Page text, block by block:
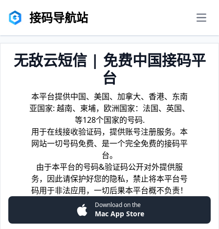
接码导航站
无敌云短信 | 免费中国接码平
台
本平台提供中国、美国、加拿大、香港、东南
亚国家: 越南、柬埔，欧洲国家：法国、英国、
等128个国家的号码.
用于在线接收验证码，提供账号注册服务。本
网站一切号码免费、是一个完全免费的接码平
台。
由于本平台的号码&验证码公开对外提供服
务，因此请保护好您的隐私，禁止将本平台号
码用于非法应用，一切后果本平台概不负责！
Download on the
Mac App Store